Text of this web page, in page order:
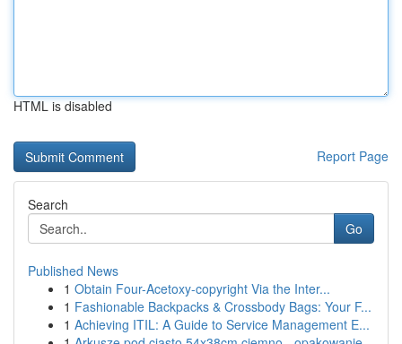
HTML is disabled
Report Page
Search
Go
Published News
1 Obtain Four-Acetoxy-copyright Via the Inter...
1 Fashionable Backpacks & Crossbody Bags: Your F...
1 Achieving ITIL: A Guide to Service Management E...